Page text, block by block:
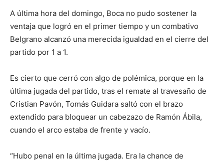
A última hora del domingo, Boca no pudo sostener la
ventaja que logró en el primer tiempo y un combativo
Belgrano alcanzó una merecida igualdad en el cierre del
partido por 1 a 1.
Es cierto que cerró con algo de polémica, porque en la
última jugada del partido, tras el remate al travesaño de
Cristian Pavón, Tomás Guidara saltó con el brazo
extendido para bloquear un cabezazo de Ramón Ábila,
cuando el arco estaba de frente y vacío.
“Hubo penal en la última jugada. Era la chance de